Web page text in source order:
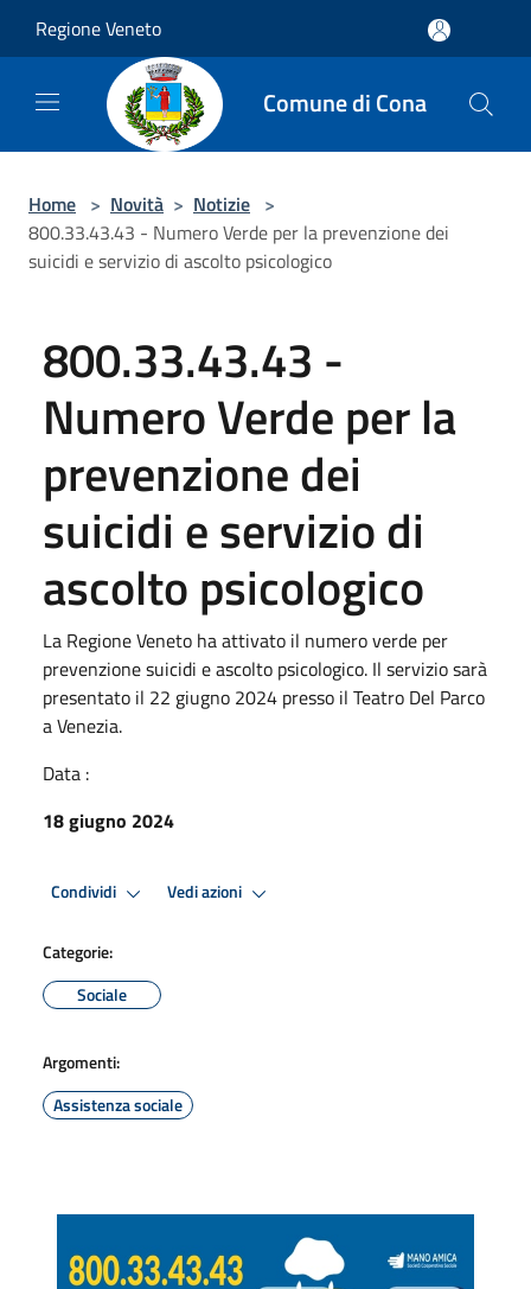
Regione Veneto
Comune di Cona
Home > Novità > Notizie >
800.33.43.43 - Numero Verde per la prevenzione dei
suicidi e servizio di ascolto psicologico
800.33.43.43 -
Numero Verde per la
prevenzione dei
suicidi e servizio di
ascolto psicologico
La Regione Veneto ha attivato il numero verde per
prevenzione suicidi e ascolto psicologico. Il servizio sarà
presentato il 22 giugno 2024 presso il Teatro Del Parco
a Venezia.
Data :
18 giugno 2024
Condividi Vedi azioni
Categorie:
Sociale
Argomenti:
Assistenza sociale